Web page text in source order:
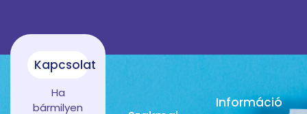
Kapcsolat
Ha
bármilyen
Információ